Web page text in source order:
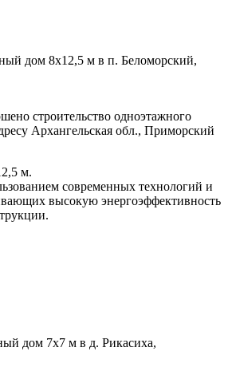
дом 8х12,5 м в п. Беломорский,
строительство одноэтажного
Архангельская обл., Приморский
м.
современных технологий и
высокую энергоэффективность
дом 7х7 м в д. Рикасиха,